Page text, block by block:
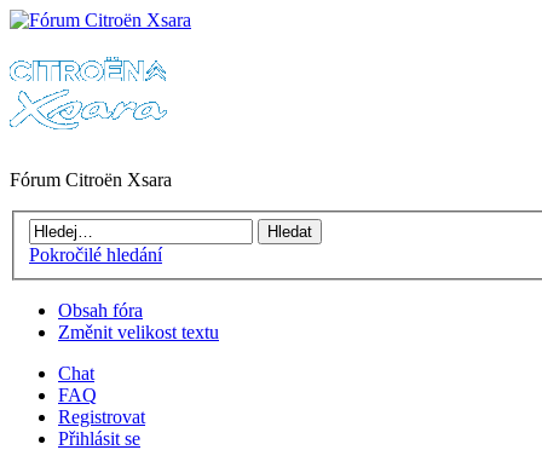
Fórum Citroën Xsara
Pokročilé hledání
Obsah fóra
Změnit velikost textu
Chat
FAQ
Registrovat
Přihlásit se